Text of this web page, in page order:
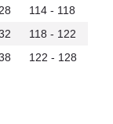
114 - 118
118 - 122
122 - 128